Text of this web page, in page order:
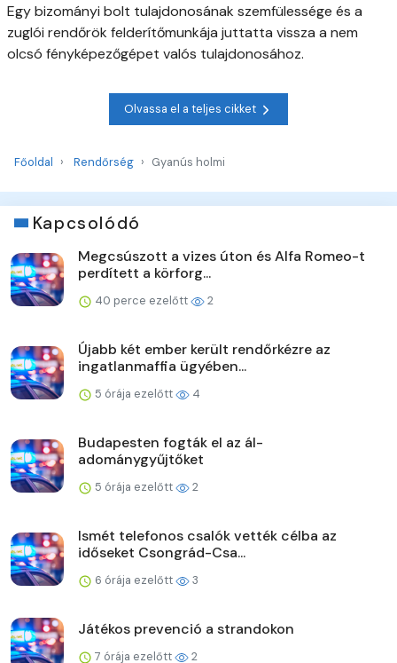
Egy bizományi bolt tulajdonosának szemfülessége és a
zuglói rendőrök felderítőmunkája juttatta vissza a nem
olcsó fényképezőgépet valós tulajdonosához.
Olvassa el a teljes cikket
Főoldal Rendőrség Gyanús holmi
Kapcsolódó
Megcsúszott a vizes úton és Alfa Romeo-t
perdített a körforg...
40 perce ezelőtt 2
Újabb két ember került rendőrkézre az
ingatlanmaffia ügyében...
5 órája ezelőtt 4
Budapesten fogták el az ál-
adománygyűjtőket
5 órája ezelőtt 2
Ismét telefonos csalók vették célba az
időseket Csongrád-Csa...
6 órája ezelőtt 3
Játékos prevenció a strandokon
7 órája ezelőtt 2